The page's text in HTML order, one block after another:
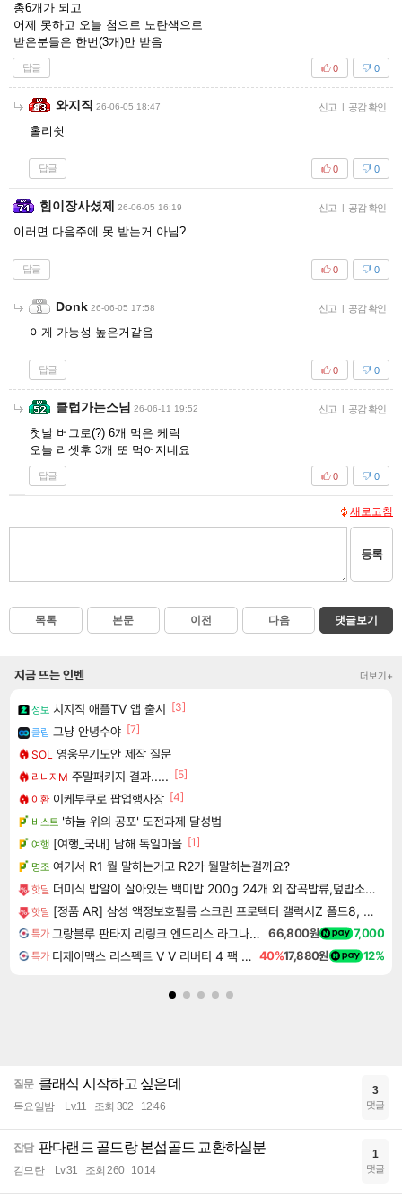
총6개가 되고
어제 못하고 오늘 첨으로 노란색으로
받은분들은 한번(3개)만 받음
답글 0
0
와지직 26-06-05 18:47 신고 | 공감 확인
홀리쉿
답글 0
0
힘이장사셨제 26-06-05 16:19 신고 | 공감 확인
이러면 다음주에 못 받는거 아님?
답글 0
0
Donk 26-06-05 17:58 신고 | 공감 확인
이게 가능성 높은거같음
답글 0
0
클럽가는스님 26-06-11 19:52 신고 | 공감 확인
첫날 버그로(?) 6개 먹은 케릭
오늘 리셋후 3개 또 먹어지네요
답글 0
0
새로고침
등록
목록 본문 이전 다음 댓글보기
지금 뜨는 인벤 더보기+
정보 치지직 애플TV 앱 출시 [3]
클립 그냥 안녕수야 [7]
SOL 영웅무기도안 제작 질문
리니지M 주말패키지 결과..... [5]
이환 이케부쿠로 팝업행사장 [4]
비스트 '하늘 위의 공포' 도전과제 달성법
여행 [여행_국내] 남해 독일마을 [1]
명조 여기서 R1 뭘 말하는거고 R2가 뭘말하는걸까요?
핫딜 더미식 밥알이 살아있는 백미밥 200g 24개 외 잡곡밥류,덮밥소스7종 외
핫딜 [정품 AR] 삼성 액정보호필름 스크린 프로텍터 갤럭시Z 폴드8, 2매입
특가 그랑블루 판타지 리링크 엔드리스 라그나로크 Granblue Fantasy Relink Endless Ragnarok 66,800원 7,000
특가 디제이맥스 리스펙트 V V 리버티 4 팩 DJMAX RESPECT V V Liberty 4 Pack DLC 40%17,880원 12%
질문 클래식 시작하고 싶은데
목요일밤 Lv.11 조회 302 12:46
3
댓글
잡담 판다랜드 골드랑 본섭골드 교환하실분
김므란 Lv.31 조회 260 10:14
1
댓글